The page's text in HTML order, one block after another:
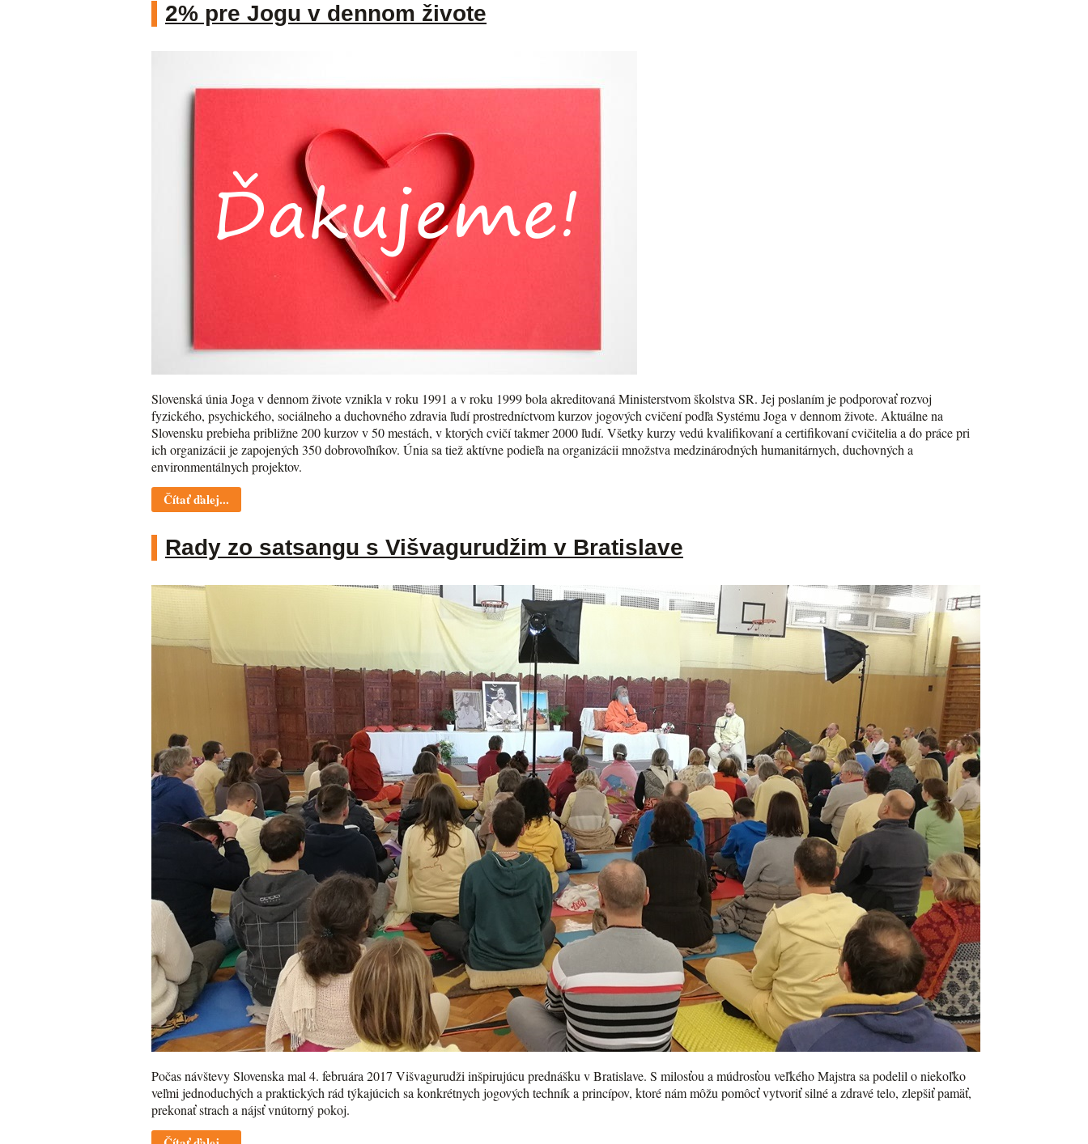
2% pre Jogu v dennom živote
Slovenská únia Joga v dennom živote vznikla v roku 1991 a v roku 1999 bola akreditovaná Ministerstvom školstva SR. Jej poslaním je podporovať rozvoj
fyzického, psychického, sociálneho a duchovného zdravia ľudí prostredníctvom kurzov jogových cvičení podľa Systému Joga v dennom živote. Aktuálne na
Slovensku prebieha približne 200 kurzov v 50 mestách, v ktorých cvičí takmer 2000 ľudí. Všetky kurzy vedú kvalifikovaní a certifikovaní cvičitelia a do práce pri
ich organizácii je zapojených 350 dobrovoľníkov. Únia sa tiež aktívne podieľa na organizácii množstva medzinárodných humanitárnych, duchovných a
environmentálnych projektov.
Čítať ďalej...
Rady zo satsangu s Višvagurudžim v Bratislave
Počas návštevy Slovenska mal 4. februára 2017 Višvagurudži inšpirujúcu prednášku v Bratislave. S milosťou a múdrosťou veľkého Majstra sa podelil o niekoľko
veľmi jednoduchých a praktických rád týkajúcich sa konkrétnych jogových techník a princípov, ktoré nám môžu pomôcť vytvoriť silné a zdravé telo, zlepšiť pamäť,
prekonať strach a nájsť vnútorný pokoj.